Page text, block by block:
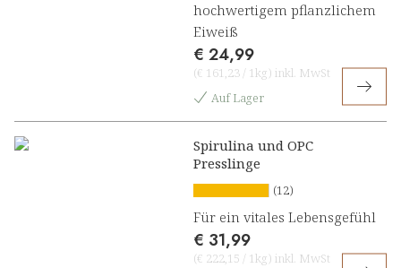
hochwertigem pflanzlichem
Eiweiß
€ 24,99
(€ 161,23 / 1kg) inkl. MwSt
Auf Lager
Spirulina und OPC
Presslinge
(12)
Für ein vitales Lebensgefühl
€ 31,99
(€ 222,15 / 1kg) inkl. MwSt